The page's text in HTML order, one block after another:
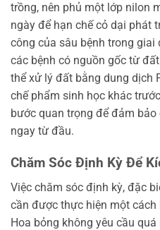
trồng, nên phủ một lớp nilon
ngày để hạn chế cỏ dại phát
công của sâu bệnh trong
các bệnh có nguồn gốc từ
thể xử lý đất bằng dung dịch
chế phẩm sinh học khác
bước quan trọng để đảm
ngay từ đầu.
Chăm Sóc Định Kỳ Để
Việc chăm sóc định kỳ, đặc
cần được thực hiện một cách
Hoa bỏng không yêu cầu